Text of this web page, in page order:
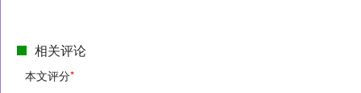
相关评论
本文评分*